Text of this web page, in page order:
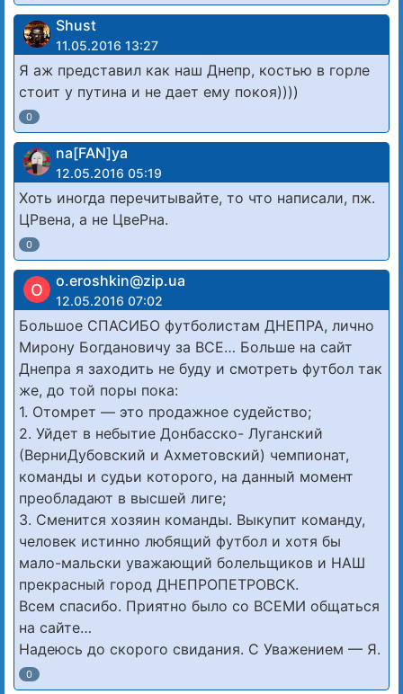
Shust
11.05.2016 13:27
Я аж представил как наш Днепр, костью в горле
стоит у путина и не дает ему покоя))))
0
na[FAN]ya
12.05.2016 05:19
Хоть иногда перечитывайте, то что написали, пж.
ЦРвена, а не ЦвеРна.
0
O o.eroshkin@zip.ua
12.05.2016 07:02
Большое СПАСИБО футболистам ДНЕПРА, лично
Мирону Богдановичу за ВСЕ… Больше на сайт
Днепра я заходить не буду и смотреть футбол так
же, до той поры пока:
1. Отомрет — это продажное судейство;
2. Уйдет в небытие Донбасско- Луганский
(ВерниДубовский и Ахметовский) чемпионат,
команды и судьи которого, на данный момент
преобладают в высшей лиге;
3. Сменится хозяин команды. Выкупит команду,
человек истинно любящий футбол и хотя бы
мало-мальски уважающий болельщиков и НАШ
прекрасный город ДНЕПРОПЕТРОВСК.
Всем спасибо. Приятно было со ВСЕМИ общаться
на сайте…
Надеюсь до скорого свидания. С Уважением — Я.
0